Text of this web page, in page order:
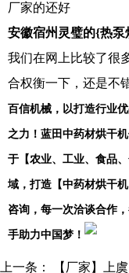
厂家的还好
安徽宿州灵璧的{热
我们在网上比较了很
合权衡一下，还是不
百信机械，以打造行业
之力！蓝田中药材烘干
于【农业、工业、食品
域，打造【中药材烘干
咨询，每一次洽谈合作
手助力中国梦！
上一条： 【厂家】上